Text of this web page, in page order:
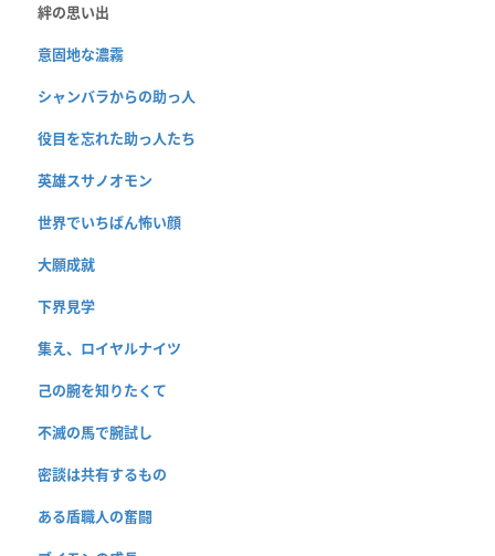
絆の思い出
意固地な濃霧
シャンバラからの助っ人
役目を忘れた助っ人たち
英雄スサノオモン
世界でいちばん怖い顔
大願成就
下界見学
集え、ロイヤルナイツ
己の腕を知りたくて
不滅の馬で腕試し
密談は共有するもの
ある盾職人の奮闘